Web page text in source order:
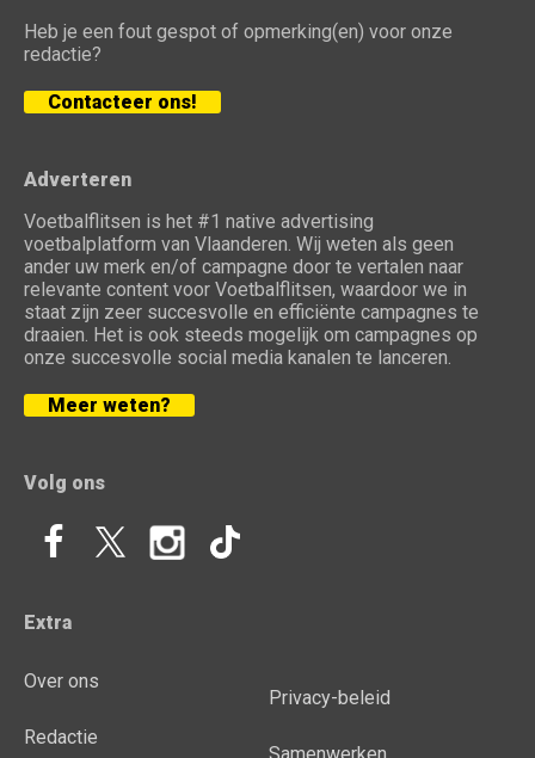
Heb je een fout gespot of opmerking(en) voor onze
redactie?
Contacteer ons!
Adverteren
Voetbalflitsen is het #1 native advertising
voetbalplatform van Vlaanderen. Wij weten als geen
ander uw merk en/of campagne door te vertalen naar
relevante content voor Voetbalflitsen, waardoor we in
staat zijn zeer succesvolle en efficiënte campagnes te
draaien. Het is ook steeds mogelijk om campagnes op
onze succesvolle social media kanalen te lanceren.
Meer weten?
Volg ons
Extra
Over ons
Redactie
Privacy-beleid